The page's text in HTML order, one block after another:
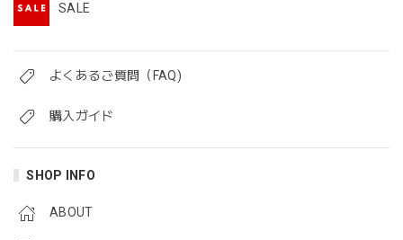
SALE
よくあるご質問（FAQ)
購入ガイド
SHOP INFO
ABOUT